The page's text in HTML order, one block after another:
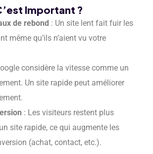
Important ?
de rebond : Un site lent fait fuir les
même qu’ils n’aient vu votre
considère la vitesse comme un
Un site rapide peut améliorer
: Les visiteurs restent plus
site rapide, ce qui augmente les
(achat, contact, etc.).